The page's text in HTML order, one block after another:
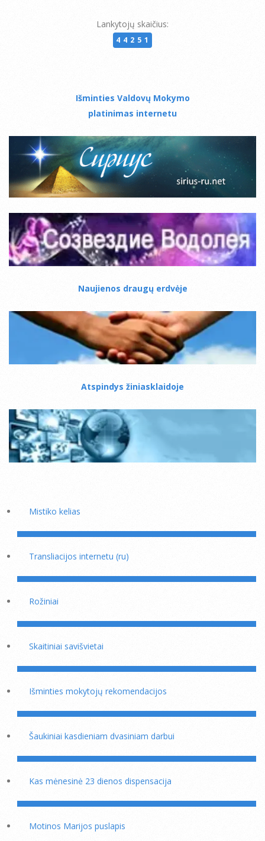
Lankytojų skaičius:
44251
Išminties Valdovų Mokymo
platinimas internetu
Naujienos draugų erdvėje
Atspindys žiniasklaidoje
Mistiko kelias
Transliacijos internetu (ru)
Rožiniai
Skaitiniai savišvietai
Išminties mokytojų rekomendacijos
Šaukiniai kasdieniam dvasiniam darbui
Kas mėnesinė 23 dienos dispensacija
Motinos Marijos puslapis